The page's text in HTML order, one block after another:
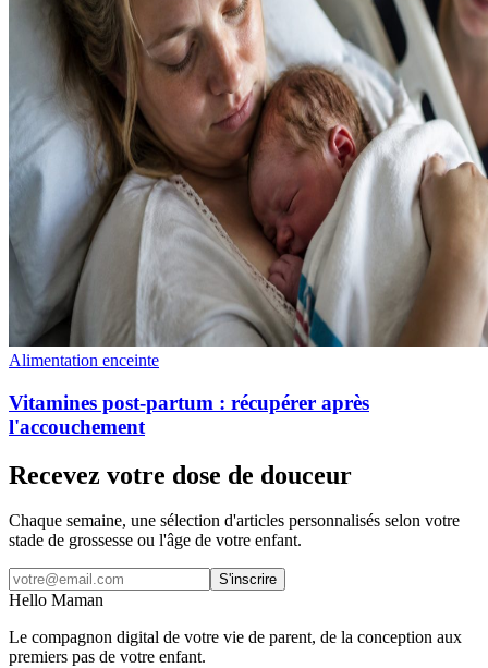
Alimentation enceinte
Vitamines post-partum : récupérer après
l'accouchement
Recevez votre dose de douceur
Chaque semaine, une sélection d'articles personnalisés selon votre
stade de grossesse ou l'âge de votre enfant.
S'inscrire
Hello Maman
Le compagnon digital de votre vie de parent, de la conception aux
premiers pas de votre enfant.